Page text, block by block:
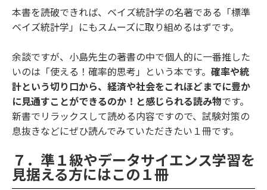
本書を読破できれば、ベイズ統計学の名著である「標準
ベイズ統計学 」にもスムーズに取り組めるはずです。
余談ですが、小島先生の著書の中で個人的に一番推した
いのは「使える！確率的思考 」という本です。 確率や統
計という切り口から、経済や社会をこれほどまでに豊か
に見通すことができるのか！と感じられる読み物です。
新書でリラックスして読める内容ですので、試験対策の
息抜きなどにぜひ読んでみていただきたい１冊です。
７．準１級やデータサイエンス学習を
見据える方にはこの１冊